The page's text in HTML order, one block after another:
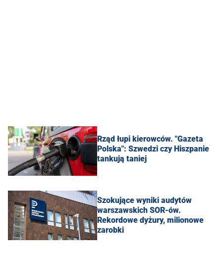
Rząd łupi kierowców. "Gazeta
Polska": Szwedzi czy Hiszpanie
tankują taniej
Szokujące wyniki audytów
warszawskich SOR-ów.
Rekordowe dyżury, milionowe
zarobki